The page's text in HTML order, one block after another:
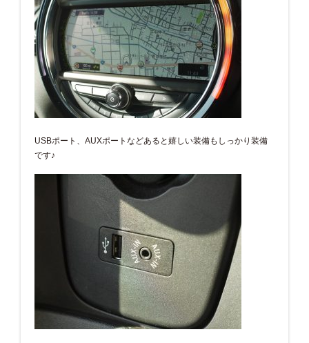
USBポート、AUXポートなどあると嬉しい装備もしっかり装備
です♪